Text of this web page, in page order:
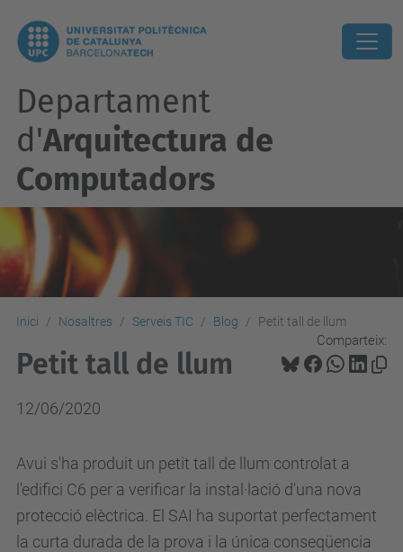
Departament
d'Arquitectura de
Computadors
Inici Nosaltres Serveis TIC Blog Petit tall de llum
Comparteix:
Petit tall de llum
12/06/2020
Avui s'ha produit un petit tall de llum controlat a
l'edifici C6 per a verificar la instal·lació d'una nova
protecció elèctrica. El SAI ha suportat perfectament
la curta durada de la prova i la única conseqüencia